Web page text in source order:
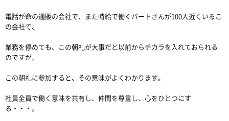
電話が命の通販の会社で、また時給で働くパートさんが100人近くいるこ
の会社で、
業務を停めても、この朝礼が大事だと以前からチカラを入れておられる
のですが、
この朝礼に参加すると、その意味がよくわかります。
社員全員で働く意味を共有し、仲間を尊重し、心をひとつにす
る・・・。